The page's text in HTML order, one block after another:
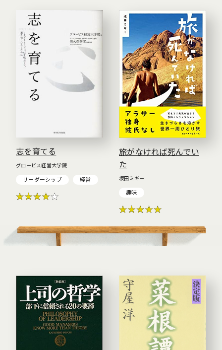
志を育てる
グロービス経営大学院
リーダーシップ 経営
旅がなければ死んでい
た
坂田ミギー
趣味